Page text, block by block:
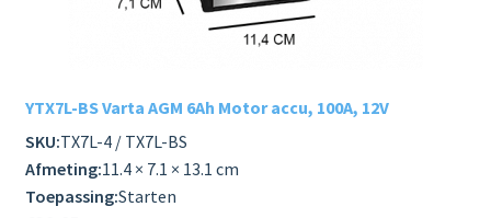
LADERS & ACCESSOIRES
SOORTEN
YTX7L-BS Varta AGM 6Ah Motor accu, 100A, 12V
SKU:TX7L-4 / TX7L-BS
Afmeting:11.4 × 7.1 × 13.1 cm
Toepassing:Starten